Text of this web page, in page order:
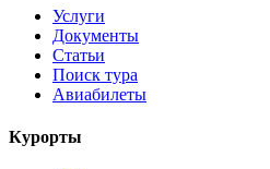
Услуги
Документы
Статьи
Поиск тура
Авиабилеты
Курорты